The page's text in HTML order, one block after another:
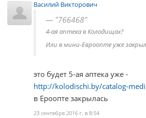
Василий Викторович
"766468"
4-ая аптека в Колодищах?
Или в мини-Евроопте уже
это будет 5-ая аптека уже -
http://kolodischi.by/catalog-
в Ероопте закрылась
23 сентября 2016 г. в 8:54